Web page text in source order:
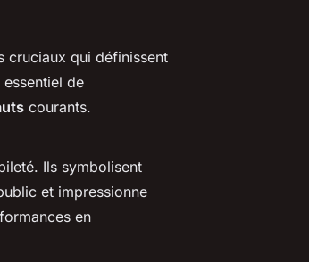
cruciaux qui définissent
de
courants.
Ils symbolisent
et impressionne
en